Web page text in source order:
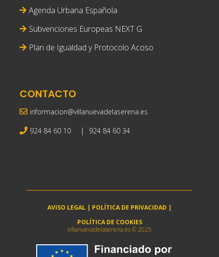
Agenda Urbana Española
Subvenciones Europeas NEXT G
Plan de Igualdad y Protocolo Acoso
CONTACTO
informacion@villanuevadelaserena.es
924 84 60 10 | 924 84 60 34
AVISO LEGAL | POLÍTICA DE PRIVACIDAD |
POLÍTICA DE COOKIES
villanuevadelaserena.es © 2025